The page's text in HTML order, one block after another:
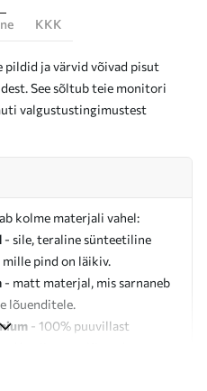
KKK
pildid ja värvid võivad pisut
See sõltub teie monitori
valgustustingimustest
kolme materjali vahel:
- sile, teraline sünteetiline
pind on läikiv.
- matt materjal, mis sarnaneb
lõuenditele.
- 100% puuvillast